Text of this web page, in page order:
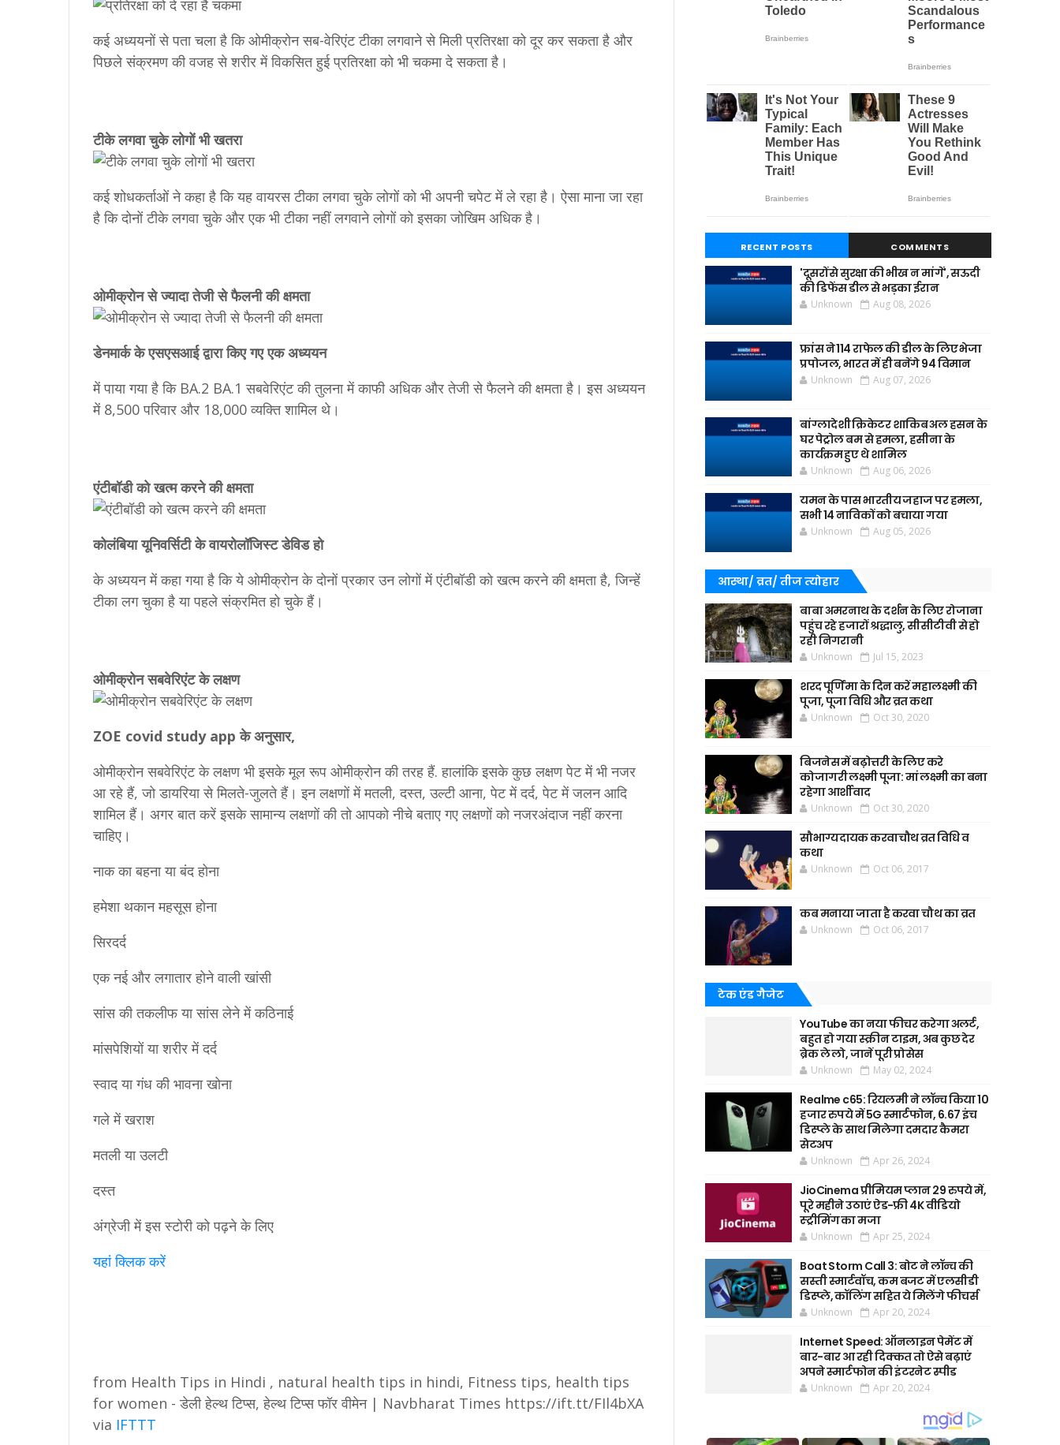
कई अध्ययनों से पता चला है कि ओमीक्रोन सब-वेरिएंट टीका लगवाने से मिली प्रतिरक्षा को दूर कर सकता है और
पिछले संक्रमण की वजह से शरीर में विकसित हुई प्रतिरक्षा को भी चकमा दे सकता है।
टीके लगवा चुके लोगों भी खतरा
कई शोधकर्ताओं ने कहा है कि यह वायरस टीका लगवा चुके लोगों को भी अपनी चपेट में ले रहा है। ऐसा माना जा रहा
है कि दोनों टीके लगवा चुके और एक भी टीका नहीं लगवाने लोगों को इसका जोखिम अधिक है।
ओमीक्रोन से ज्यादा तेजी से फैलनी की क्षमता
डेनमार्क के एसएसआई द्वारा किए गए एक अध्ययन
में पाया गया है कि BA.2 BA.1 सबवेरिएंट की तुलना में काफी अधिक और तेजी से फैलने की क्षमता है। इस अध्ययन
में 8,500 परिवार और 18,000 व्यक्ति शामिल थे।
एंटीबॉडी को खत्म करने की क्षमता
कोलंबिया यूनिवर्सिटी के वायरोलॉजिस्ट डेविड हो
के अध्ययन में कहा गया है कि ये ओमीक्रोन के दोनों प्रकार उन लोगों में एंटीबॉडी को खत्म करने की क्षमता है, जिन्हें
टीका लग चुका है या पहले संक्रमित हो चुके हैं।
ओमीक्रोन सबवेरिएंट के लक्षण
ZOE covid study app के अनुसार,
ओमीक्रोन सबवेरिएंट के लक्षण भी इसके मूल रूप ओमीक्रोन की तरह हैं. हालांकि इसके कुछ लक्षण पेट में भी नजर
आ रहे हैं, जो डायरिया से मिलते-जुलते हैं। इन लक्षणों में मतली, दस्त, उल्टी आना, पेट में दर्द, पेट में जलन आदि
शामिल हैं। अगर बात करें इसके सामान्य लक्षणों की तो आपको नीचे बताए गए लक्षणों को नजरअंदाज नहीं करना
चाहिए।
नाक का बहना या बंद होना
हमेशा थकान महसूस होना
सिरदर्द
एक नई और लगातार होने वाली खांसी
सांस की तकलीफ या सांस लेने में कठिनाई
मांसपेशियों या शरीर में दर्द
स्वाद या गंध की भावना खोना
गले में खराश
मतली या उलटी
दस्त
अंग्रेजी में इस स्‍टोरी को पढ़ने के लिए
यहां क्‍लिक करें
from Health Tips in Hindi , natural health tips in hindi, Fitness tips, health tips
for women - डेली हेल्थ टिप्स, हेल्थ टिप्स फॉर वीमेन | Navbharat Times https://ift.tt/FIl4bXA
via IFTTT
RECENT POSTS COMMENTS
'दूसरों से सुरक्षा की भीख न मांगें', सऊदी
की डिफेंस डील से भड़का ईरान
Unknown Aug 08, 2026
फ्रांस ने 114 राफेल की डील के लिए भेजा
प्रपोजल, भारत में ही बनेंगे 94 विमान
Unknown Aug 07, 2026
बांग्लादेशी क्रिकेटर शाकिब अल हसन के
घर पेट्रोल बम से हमला, हसीना के
कार्यक्रम हुए थे शामिल
Unknown Aug 06, 2026
यमन के पास भारतीय जहाज पर हमला,
सभी 14 नाविकों को बचाया गया
Unknown Aug 05, 2026
आस्था/ व्रत/ तीज त्‍योहार
बाबा अमरनाथ के दर्शन के लिए रोजाना
पहुंच रहे हजारों श्रद्धालु, सीसीटीवी से हो
रही निगरानी
Unknown Jul 15, 2023
शरद पूर्णिमा के दिन करें महालक्ष्मी की
पूजा, पूजा विधि और व्रत कथा
Unknown Oct 30, 2020
बिजनेस में बढ़ोत्तरी के लिए करे
कोजागरी लक्ष्मी पूजा: मां लक्ष्मी का बना
रहेगा आर्शीवाद
Unknown Oct 30, 2020
सौभाग्यदायक करवाचौथ व्रत विधि व
कथा
Unknown Oct 06, 2017
कब मनाया जाता है करवा चौथ का व्रत
Unknown Oct 06, 2017
टेक एंड गैजेट
YouTube का नया फीचर करेगा अलर्ट,
बहुत हो गया स्क्रीन टाइम, अब कुछ देर
ब्रेक ले लो, जानें पूरी प्रोसेस
Unknown May 02, 2024
Realme c65: रियलमी ने लॉन्च किया 10
हजार रुपये में 5G स्मार्टफोन, 6.67 इंच
डिस्प्ले के साथ मिलेगा दमदार कैमरा
सेटअप
Unknown Apr 26, 2024
JioCinema प्रीमियम प्लान 29 रुपये में,
पूरे महीने उठाएं ऐड-फ्री 4K वीडियो
स्ट्रीमिंग का मजा
Unknown Apr 25, 2024
Boat Storm Call 3: बोट ने लॉन्च की
सस्ती स्मार्टवॉच, कम बजट में एलसीडी
डिस्प्ले, कॉलिंग सहित ये मिलेंगे फीचर्स
Unknown Apr 20, 2024
Internet Speed: ऑनलाइन पेमेंट में
बार-बार आ रही दिक्कत तो ऐसे बढ़ाएं
अपने स्मार्टफोन की इंटरनेट स्पीड
Unknown Apr 20, 2024